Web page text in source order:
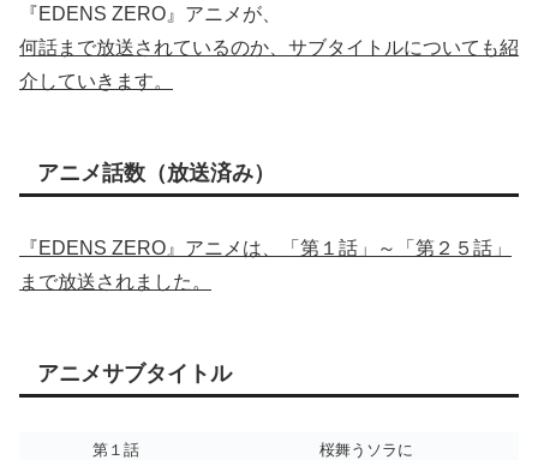
『EDENS ZERO』アニメが、
何話まで放送されているのか、サブタイトルについても紹
介していきます。
アニメ話数（放送済み）
『EDENS ZERO』アニメは、「第１話」～「第２５話」
まで放送されました。
アニメサブタイトル
第１話
桜舞うソラに